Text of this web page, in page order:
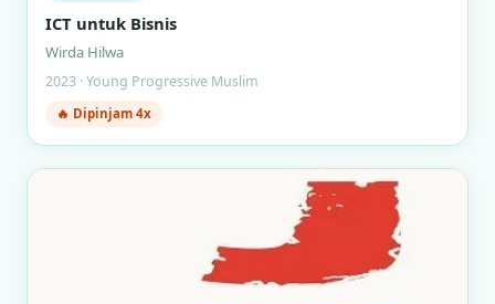
ICT untuk Bisnis
Wirda Hilwa
2023 · Young Progressive Muslim
🔥 Dipinjam 4x